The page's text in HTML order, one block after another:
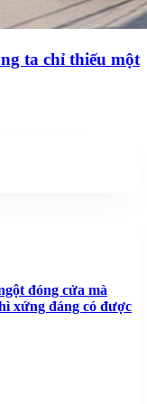
ta chỉ thiếu một
đóng cửa mà
xứng đáng có được